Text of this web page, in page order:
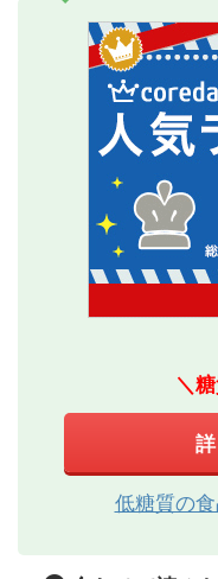
＼
低糖質の